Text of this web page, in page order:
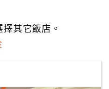
其它飯店。